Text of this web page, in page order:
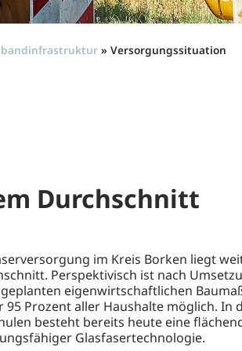
» Versorgungssituation
Durchschnitt
im Kreis Borken liegt
Perspektivisch ist nach
eigenwirtschaftlichen
Prozent aller Haushalte möglich. In
besteht bereits heute eine
Glasfasertechnologie.